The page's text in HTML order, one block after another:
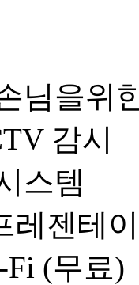
님을위
감시
스템
레젠테
Fi (무료)